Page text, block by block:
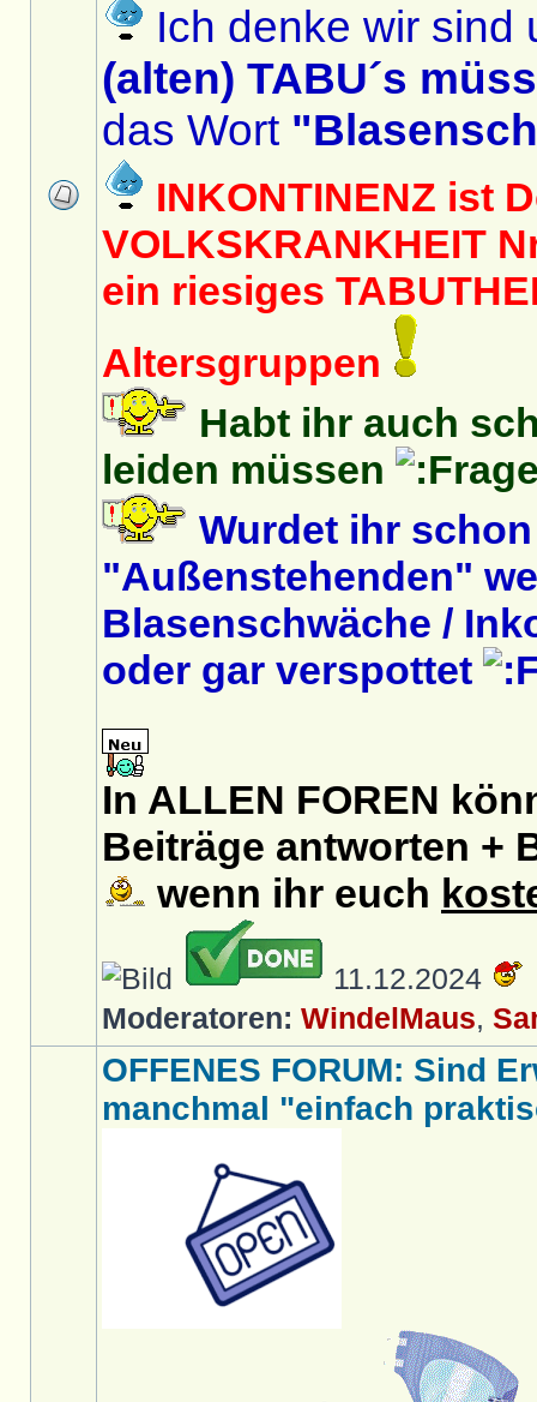
Ich denke wir
(alten) TABU´s
das Wort
INKONTINENZ ist
VOLKSKRANKHEIT
ein riesiges
Altersgruppen
Habt ihr auch
leiden müssen
Wurdet ihr
"Außenstehenden"
Blasenschwäche /
oder gar verspottet
In ALLEN FOREN
Beiträge antworten +
wenn ihr euch
11.12.2024
Moderatoren: WindelMaus,
OFFENES FORUM: Sind
manchmal "einfach